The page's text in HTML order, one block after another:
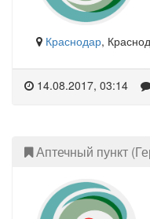
Краснодар,
14.08.2017, 03:14
Аптечный пункт